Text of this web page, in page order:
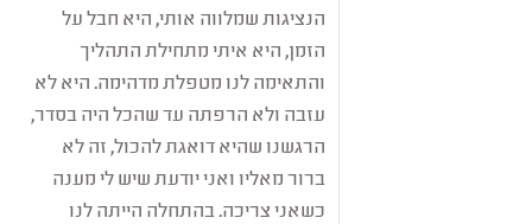
הנציגות שמלווה אותי, היא חבל על
הזמן, היא איתי מתחילת התהליך
והתאימה לנו מטפלת מדהימה. היא לא
עזבה ולא הרפתה עד שהכל היה בסדר,
הרגשנו שהיא דואגת להכול, זה לא
ברור מאליו ואני יודעת שיש לי מענה
כשאני צריכה. בהתחלה הייתה לנו